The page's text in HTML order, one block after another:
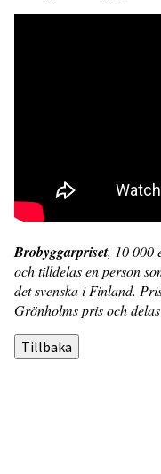
Brobyggarpriset, 10 000
och tilldelas en person
det svenska i Finland.
Grönholms pris och
Tillbaka